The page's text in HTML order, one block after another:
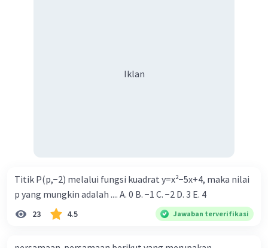
Iklan
Titik P(p,−2) melalui fungsi kuadrat y=x²−5x+4, maka nilai
p yang mungkin adalah .... A. 0 B. −1 C. −2 D. 3 E. 4
23 4.5 Jawaban terverifikasi